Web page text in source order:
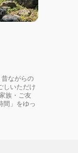
ながらの
しいただけ
族・ご友
間」をゆっ